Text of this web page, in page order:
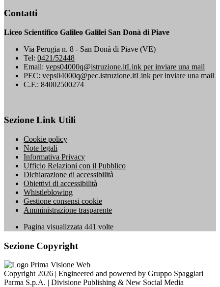
Contatti
Liceo Scientifico Galileo Galilei San Donà di Piave
Via Perugia n. 8 - San Donà di Piave (VE)
Tel: 0421/52448
Email: veps04000q@istruzione.itLink per inviare una mail
PEC: veps04000q@pec.istruzione.itLink per inviare una mail
C.F.: 84002500274
Sezione Link Utili
Cookie policy
Note legali
Informativa Privacy
Ufficio Relazioni con il Pubblico
Dichiarazione di accessibilità
Obiettivi di accessibilità
Whistleblowing
Gestione consensi cookie
Amministrazione trasparente
Pagina visualizzata 441 volte
Sezione Copyright
Copyright 2026 | Engineered and powered by Gruppo Spaggiari
Parma S.p.A. | Divisione Publishing & New Social Media